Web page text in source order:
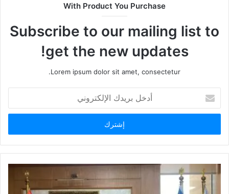
With Product You Purchase
Subscribe to our mailing list to
get the new updates!
Lorem ipsum dolor sit amet, consectetur.
بريدك
الإلكتروني